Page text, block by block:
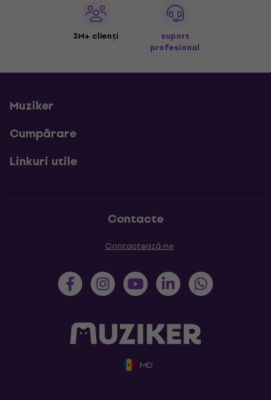
3M+ clienți
suport
profesional
Muziker
Cumpărare
Linkuri utile
Contacte
Contactează-ne
MD